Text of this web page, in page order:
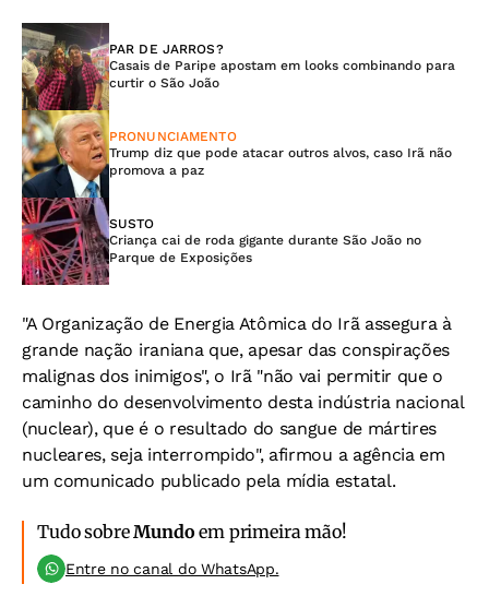
PAR DE JARROS?
Casais de Paripe apostam em looks combinando para
curtir o São João
PRONUNCIAMENTO
Trump diz que pode atacar outros alvos, caso Irã não
promova a paz
SUSTO
Criança cai de roda gigante durante São João no
Parque de Exposições
"A Organização de Energia Atômica do Irã assegura à
grande nação iraniana que, apesar das conspirações
malignas dos inimigos", o Irã "não vai permitir que o
caminho do desenvolvimento desta indústria nacional
(nuclear), que é o resultado do sangue de mártires
nucleares, seja interrompido", afirmou a agência em
um comunicado publicado pela mídia estatal.
Tudo sobreMundo em primeira mão!
Entre no canal do WhatsApp.